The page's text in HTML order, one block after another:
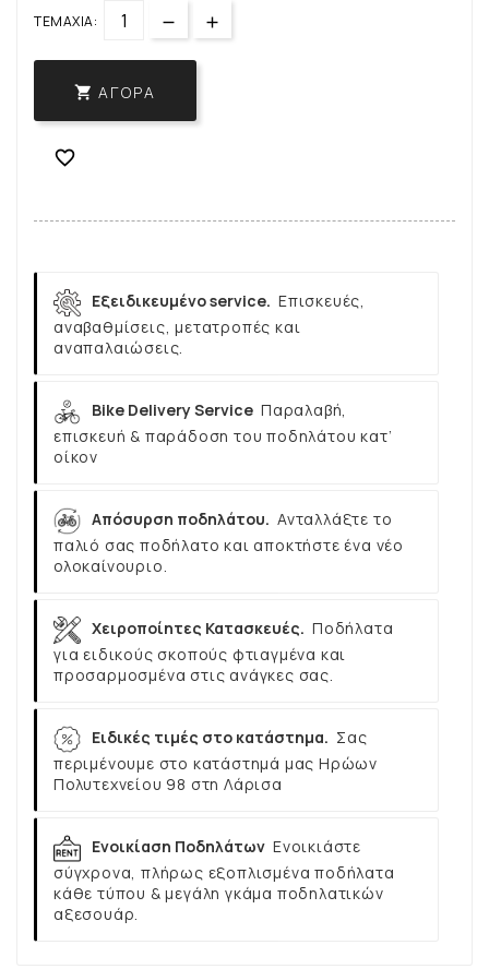
ΤΕΜΆΧΙΑ:
 ΑΓΟΡΆ

Εξειδικευμένο service. Επισκευές,
αναβαθμίσεις, μετατροπές και
αναπαλαιώσεις.
Bike Delivery Service Παραλαβή,
επισκευή & παράδοση του ποδηλάτου κατ’
οίκον
Απόσυρση ποδηλάτου. Ανταλλάξτε το
παλιό σας ποδήλατο και αποκτήστε ένα νέο
ολοκαίνουριο.
Χειροποίητες Κατασκευές. Ποδήλατα
για ειδικούς σκοπούς φτιαγμένα και
προσαρμοσμένα στις ανάγκες σας.
Ειδικές τιμές στο κατάστημα. Σας
περιμένουμε στο κατάστημά μας Ηρώων
Πολυτεχνείου 98 στη Λάρισα
Ενοικίαση Ποδηλάτων Ενοικιάστε
σύγχρονα, πλήρως εξοπλισμένα ποδήλατα
κάθε τύπου & μεγάλη γκάμα ποδηλατικών
αξεσουάρ.